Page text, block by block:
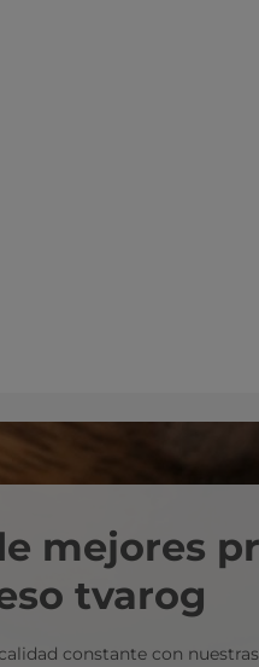
mejores
tvarog
constante con